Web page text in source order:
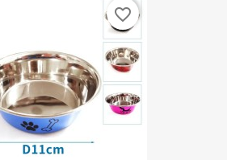
favorite_border